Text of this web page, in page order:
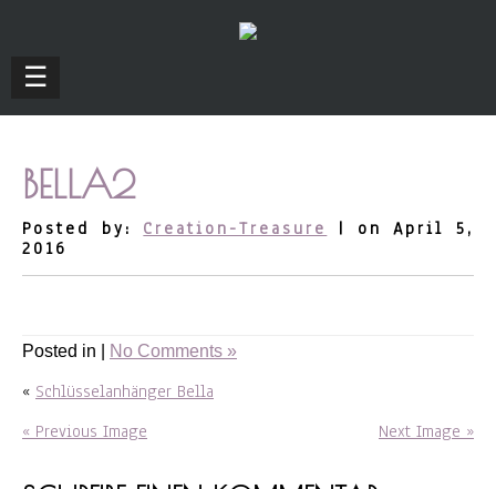
☰
BELLA2
Posted by: Creation-Treasure
| on April 5,
2016
Posted in | No Comments »
« Schlüsselanhänger Bella
« Previous Image
Next Image »